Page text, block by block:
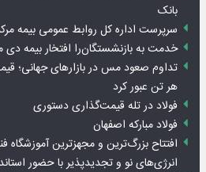
بانک
سرپرست اداره کل روابط عمومی بیمه
خدمت به بازنشستگان‌را افتخار بیمه دی
هر تن عبور کرد
فولاد در تله قیمت‌گذاری دستوری
فولاد مبارکه اصفهان
افتتاح بزرگ‌ترین و مجهزترین
انرژی‌های نو و تجدیدپذیر با حضور